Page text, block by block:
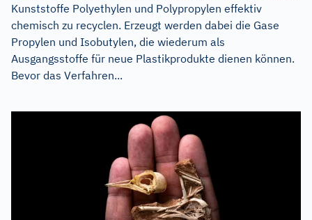
Kunststoffe Polyethylen und Polypropylen effektiv
chemisch zu recyclen. Erzeugt werden dabei die Gase
Propylen und Isobutylen, die wiederum als
Ausgangsstoffe für neue Plastikprodukte dienen können.
Bevor das Verfahren...